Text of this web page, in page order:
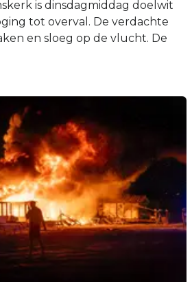
is dinsdagmiddag doelwit
tot overval. De verdachte
en sloeg op de vlucht. De